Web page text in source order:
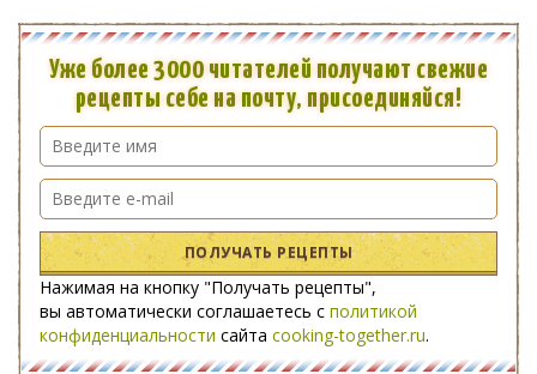
Уже более 3000 читателей получают свежие
рецепты себе на почту, присоединяйся!
ПОЛУЧАТЬ РЕЦЕПТЫ
Нажимая на кнопку "Получать рецепты",
вы автоматически соглашаетесь с политикой
конфиденциальности сайта cooking-together.ru.